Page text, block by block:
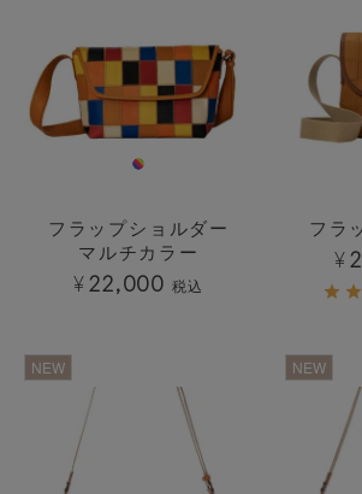
フラップショルダー
マルチカラー
¥ 22,000 税込
フラ
¥
NEW NEW